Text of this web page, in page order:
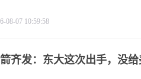
08-07 10:59:58
齐发：东大这次出手，没